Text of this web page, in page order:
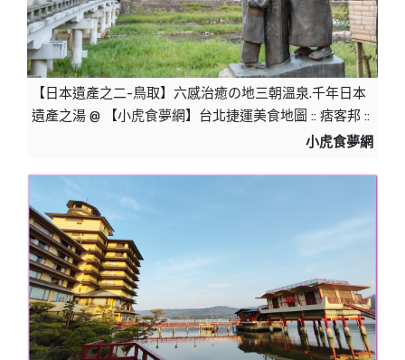
【日本遺產之二-鳥取】六感治癒の地三朝溫泉.千年日本
遺產之湯 @ 【小虎食夢網】台北捷運美食地圖 :: 痞客邦 ::
小虎食夢網